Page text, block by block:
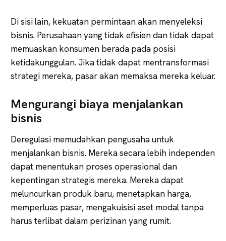
Di sisi lain, kekuatan permintaan akan menyeleksi
bisnis. Perusahaan yang tidak efisien dan tidak dapat
memuaskan konsumen berada pada posisi
ketidakunggulan. Jika tidak dapat mentransformasi
strategi mereka, pasar akan memaksa mereka keluar.
Mengurangi biaya menjalankan
bisnis
Deregulasi memudahkan pengusaha untuk
menjalankan bisnis. Mereka secara lebih independen
dapat menentukan proses operasional dan
kepentingan strategis mereka. Mereka dapat
meluncurkan produk baru, menetapkan harga,
memperluas pasar, mengakuisisi aset modal tanpa
harus terlibat dalam perizinan yang rumit.